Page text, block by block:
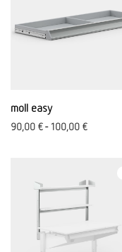
moll easy
90,00 €- 100,00 €